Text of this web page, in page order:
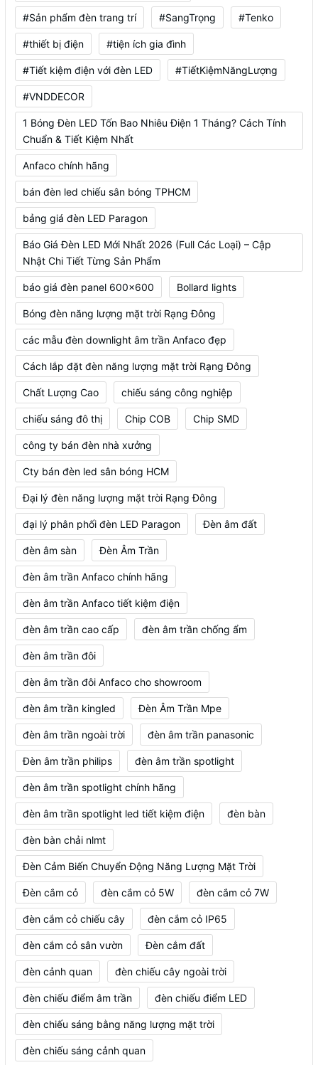
#Sản phẩm đèn trang trí #SangTrọng #Tenko
#thiết bị điện #tiện ích gia đình
#Tiết kiệm điện với đèn LED #TiếtKiệmNăngLượng
#VNDDECOR
1 Bóng Đèn LED Tốn Bao Nhiêu Điện 1 Tháng? Cách Tính
Chuẩn & Tiết Kiệm Nhất
Anfaco chính hãng
bán đèn led chiếu sân bóng TPHCM
bảng giá đèn LED Paragon
Báo Giá Đèn LED Mới Nhất 2026 (Full Các Loại) – Cập
Nhật Chi Tiết Từng Sản Phẩm
báo giá đèn panel 600x600 Bollard lights
Bóng đèn năng lượng mặt trời Rạng Đông
các mẫu đèn downlight âm trần Anfaco đẹp
Cách lắp đặt đèn năng lượng mặt trời Rạng Đông
Chất Lượng Cao chiếu sáng công nghiệp
chiếu sáng đô thị Chip COB Chip SMD
công ty bán đèn nhà xưởng
Cty bán đèn led sân bóng HCM
Đại lý đèn năng lượng mặt trời Rạng Đông
đại lý phân phối đèn LED Paragon Đèn âm đất
đèn âm sàn Đèn Âm Trần
đèn âm trần Anfaco chính hãng
đèn âm trần Anfaco tiết kiệm điện
đèn âm trần cao cấp đèn âm trần chống ẩm
đèn âm trần đôi
đèn âm trần đôi Anfaco cho showroom
đèn âm trần kingled Đèn Âm Trần Mpe
đèn âm trần ngoài trời đèn âm trần panasonic
Đèn âm trần philips đèn âm trần spotlight
đèn âm trần spotlight chính hãng
đèn âm trần spotlight led tiết kiệm điện đèn bàn
đèn bàn chải nlmt
Đèn Cảm Biến Chuyển Động Năng Lượng Mặt Trời
Đèn cắm cỏ đèn cắm cỏ 5W đèn cắm cỏ 7W
đèn cắm cỏ chiếu cây đèn cắm cỏ IP65
đèn cắm cỏ sân vườn Đèn cắm đất
đèn cảnh quan đèn chiếu cây ngoài trời
đèn chiếu điểm âm trần đèn chiếu điểm LED
đèn chiếu sáng bằng năng lượng mặt trời
đèn chiếu sáng cảnh quan